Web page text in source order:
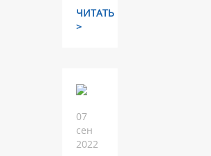
ЧИТАТЬ
>
07
сен
2022